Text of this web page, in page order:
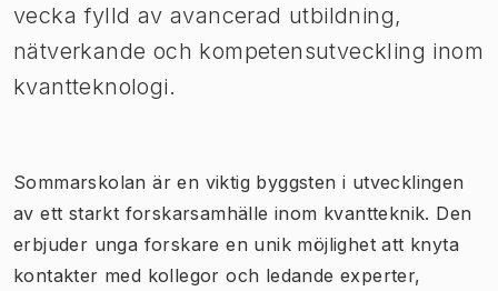
vecka fylld av avancerad utbildning,
nätverkande och kompetensutveckling inom
kvantteknologi.
Sommarskolan är en viktig byggsten i utvecklingen
av ett starkt forskarsamhälle inom kvantteknik. Den
erbjuder unga forskare en unik möjlighet att knyta
kontakter med kollegor och ledande experter,